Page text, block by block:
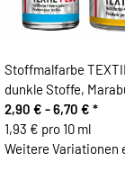
Stoffmalfarbe
dunkle Stoffe,
2,90 € -6,70 € *
1,93 € pro 10 ml
Weitere Variationen